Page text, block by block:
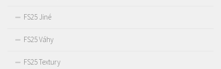
FS25 Jiné
FS25 Váhy
FS25 Textury